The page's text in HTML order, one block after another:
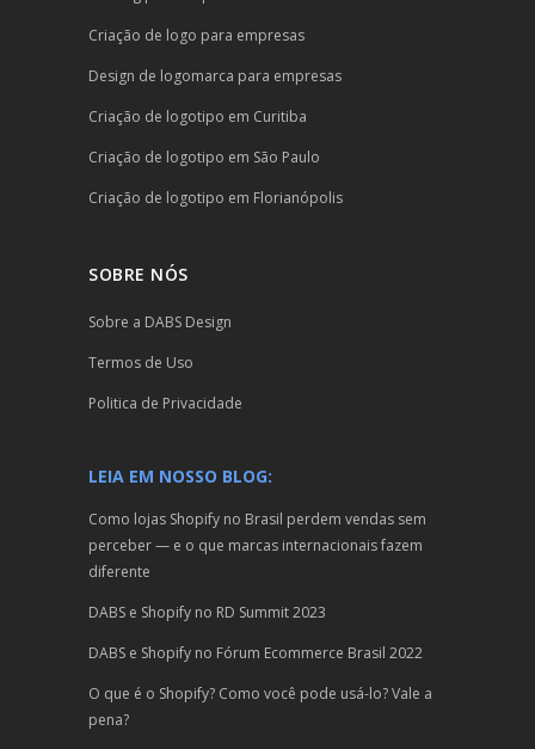
Criação de logo para empresas
Design de logomarca para empresas
Criação de logotipo em Curitiba
Criação de logotipo em São Paulo
Criação de logotipo em Florianópolis
SOBRE NÓS
Sobre a DABS Design
Termos de Uso
Politica de Privacidade
LEIA EM NOSSO BLOG:
Como lojas Shopify no Brasil perdem vendas sem
perceber — e o que marcas internacionais fazem
diferente
DABS e Shopify no RD Summit 2023
DABS e Shopify no Fórum Ecommerce Brasil 2022
O que é o Shopify? Como você pode usá-lo? Vale a
pena?